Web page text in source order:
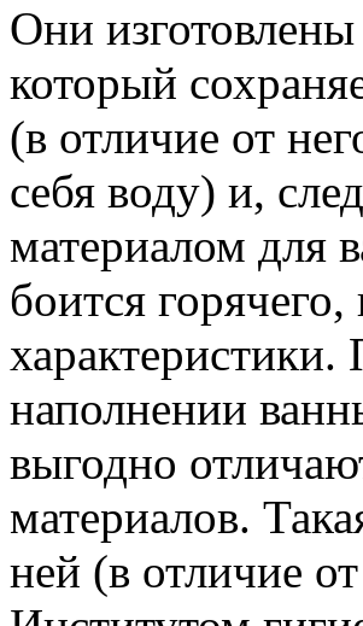
Они
который
(в отличие от
себя воду) и,
материалом для
боится
наполнении
выгодно
материалов.
ней (в отличие